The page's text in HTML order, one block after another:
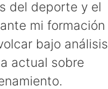
del deporte y el
mi formación
bajo análisis
actual sobre